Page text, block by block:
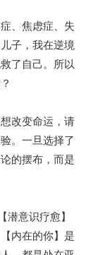
、焦虑症、失
子，我在逆境
了自己。所以
改变命运，请
。一旦选择了
的摆布，而是
潜意识疗愈】
内在的你】是